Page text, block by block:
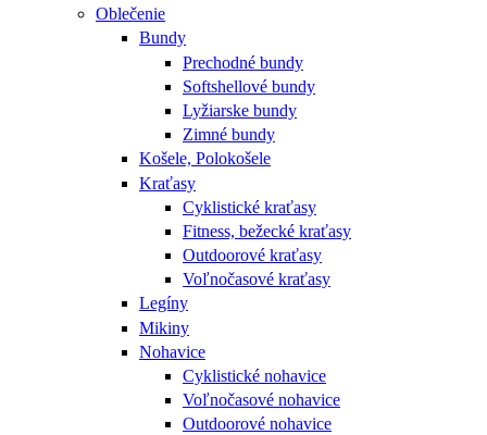
Oblečenie
Bundy
Prechodné bundy
Softshellové bundy
Lyžiarske bundy
Zimné bundy
Košele, Polokošele
Kraťasy
Cyklistické kraťasy
Fitness, bežecké kraťasy
Outdoorové kraťasy
Voľnočasové kraťasy
Legíny
Mikiny
Nohavice
Cyklistické nohavice
Voľnočasové nohavice
Outdoorové nohavice